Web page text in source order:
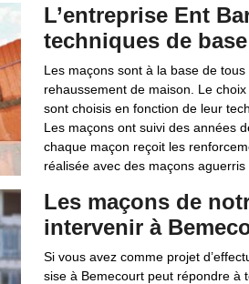
L’entreprise Ent
techniques de base
Les maçons sont à la base de
rehaussement de maison. Le
sont choisis en fonction de leur
Les maçons ont suivi des années
chaque maçon reçoit les
réalisée avec des maçons
Les maçons de
intervenir à
Si vous avez comme projet
sise à Bemecourt peut répondre à